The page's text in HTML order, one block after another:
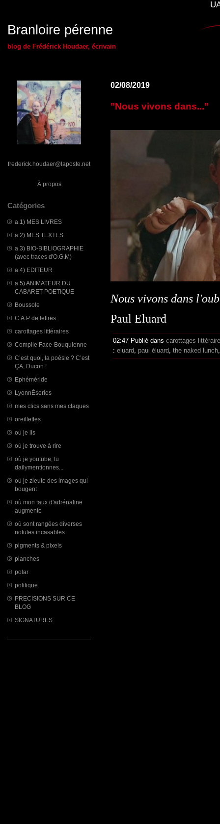
Branloire pérenne
blog de Frédérick Houdaer, écrivain
frederick.houdaer@laposte.net
À propos
Catégories
a.1) MES LIVRES
a.2) MES TEXTES
a.3) BIO-BIBLIOGRAPHIE
(avec traces d'O.G.M)
a.4) EDITEUR
a.5) ANIMATEUR DU
CABARET POETIQUE
Boussole
C.A.P de lettres
carottages littéraires
Compile Face-Bouquienne
C’est quoi, la poésie ? C’est
ÇA, Ducon !
Ephéméride
LyonnÈseries
mes clics sans mes claques
oreillettes
où je lis
où je trouve à rire
où je youtube, tu
dailymentionnes...
où je zieute des images qui
bougent
où mon taux d'adrénaline
augmente
où sont rangées diverses
notules incasables
pigments & pixels
planches
polar
politique
PRECISIONS SUR CE
BLOG
SIGNATURES
02/08/2019
"Nous vivons dans..."
Nous vivons dans
Paul Eluard
02:47 Publié dans carottages
: eluard, paul éluard, the naked lunch